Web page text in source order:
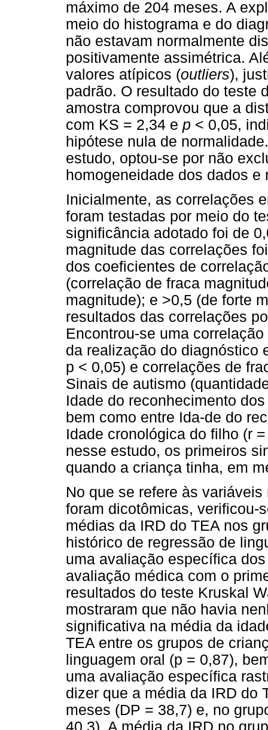
máximo de 204 meses. A
meio do histograma e do
não estavam normalmente
positivamente assimétrica.
valores atípicos (outliers),
padrão. O resultado do teste
amostra comprovou que a
com KS = 2,34 e p < 0,05,
hipótese nula de
estudo, optou-se por não
homogeneidade dos dados
Inicialmente, as correlações
foram testadas por meio do
significância adotado foi de
magnitude das correlações
dos coeficientes de
(correlação de fraca
magnitude); e >0,5 (de forte
resultados das correlações
Encontrou-se uma
da realização do diagnóstico
p < 0,05) e correlações de
Sinais de autismo
Idade do reconhecimento
bem como entre Ida-de do
Idade cronológica do filho (r
nesse estudo, os primeiros
quando a criança tinha, em
No que se refere às
foram dicotômicas, verificou-
médias da IRD do TEA nos
histórico de regressão de
uma avaliação específica
avaliação médica com o
resultados do teste Kruskal
mostraram que não havia
significativa na média da
TEA entre os grupos de
linguagem oral (p = 0,87),
uma avaliação específica
dizer que a média da IRD do
meses (DP = 38,7) e, no
40,3). A média da IRD no